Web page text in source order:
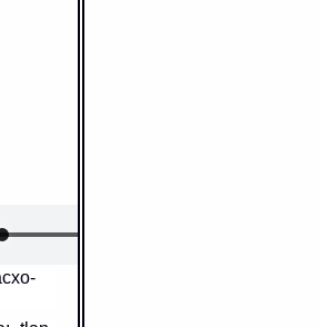
elemento/05.01.31